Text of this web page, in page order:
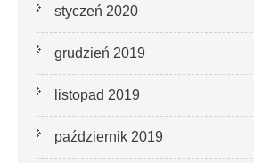
styczeń 2020
grudzień 2019
listopad 2019
październik 2019